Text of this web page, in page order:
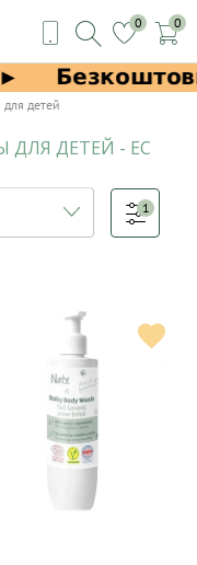
0 0
детей
ДЛЯ ДЕТЕЙ - ЕС
1